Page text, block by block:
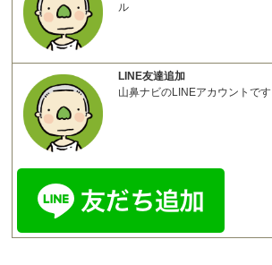
ル
LINE友達追加
山鼻ナビのLINEアカウントです